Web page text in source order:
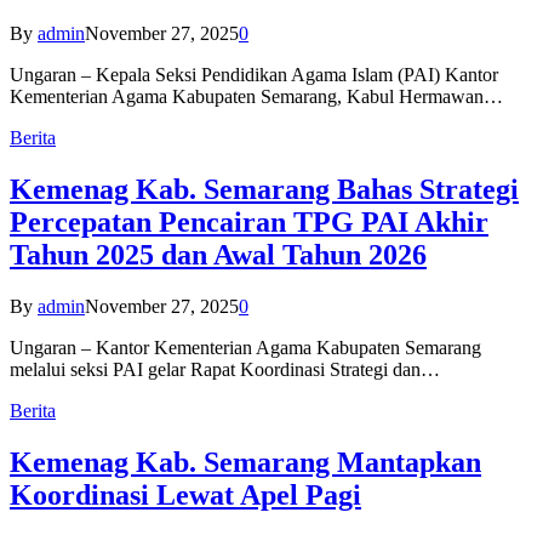
By adminNovember 27, 20250
Ungaran – Kepala Seksi Pendidikan Agama Islam (PAI) Kantor
Kementerian Agama Kabupaten Semarang, Kabul Hermawan…
Berita
Kemenag Kab. Semarang Bahas Strategi
Percepatan Pencairan TPG PAI Akhir
Tahun 2025 dan Awal Tahun 2026
By adminNovember 27, 20250
Ungaran – Kantor Kementerian Agama Kabupaten Semarang
melalui seksi PAI gelar Rapat Koordinasi Strategi dan…
Berita
Kemenag Kab. Semarang Mantapkan
Koordinasi Lewat Apel Pagi